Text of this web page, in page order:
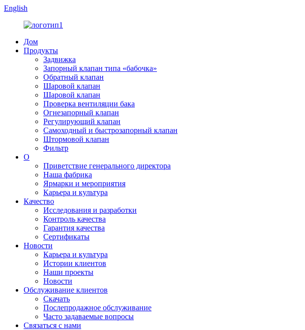
English
Дом
Продукты
Задвижка
Запорный клапан типа «бабочка»
Обратный клапан
Шаровой клапан
Шаровой клапан
Проверка вентиляции бака
Огнезапорный клапан
Регулирующий клапан
Самоходный и быстрозапорный клапан
Штормовой клапан
Фильтр
О
Приветствие генерального директора
Наша фабрика
Ярмарки и мероприятия
Карьера и культура
Качество
Исследования и разработки
Контроль качества
Гарантия качества
Сертификаты
Новости
Карьера и культура
Истории клиентов
Наши проекты
Новости
Обслуживание клиентов
Скачать
Послепродажное обслуживание
Часто задаваемые вопросы
Связаться с нами